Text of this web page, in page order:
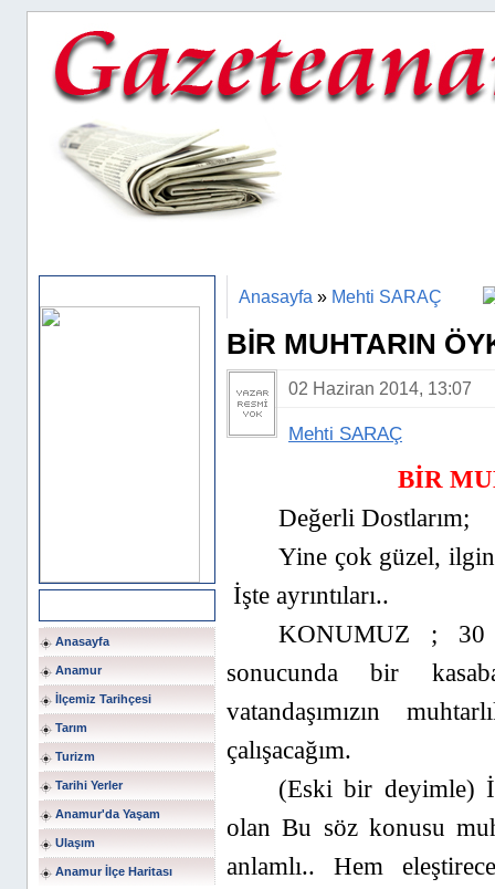
Anasayfa
Anamur
İlçemiz Tarihçesi
Tarım
Turizm
Tarihi Yerler
Anamur'da Yaşam
Ulaşım
Anamur İlçe Haritası
Anasayfa » Mehti SARAÇ
BİR MUHTARIN
02 Haziran 2014, 13:07
Mehti SARAÇ
BİR
Değerli Dostlarım;
Yine çok güzel,
İşte ayrıntıları..
KONUMUZ ; 30
sonucunda bir
vatandaşımızın
çalışacağım.
(Eski bir deyimle)
olan Bu söz konusu
anlamlı.. Hem